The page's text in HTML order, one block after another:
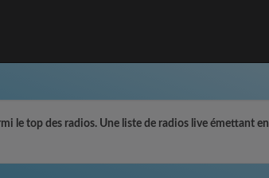
le top des radios. Une liste de radios live émettant